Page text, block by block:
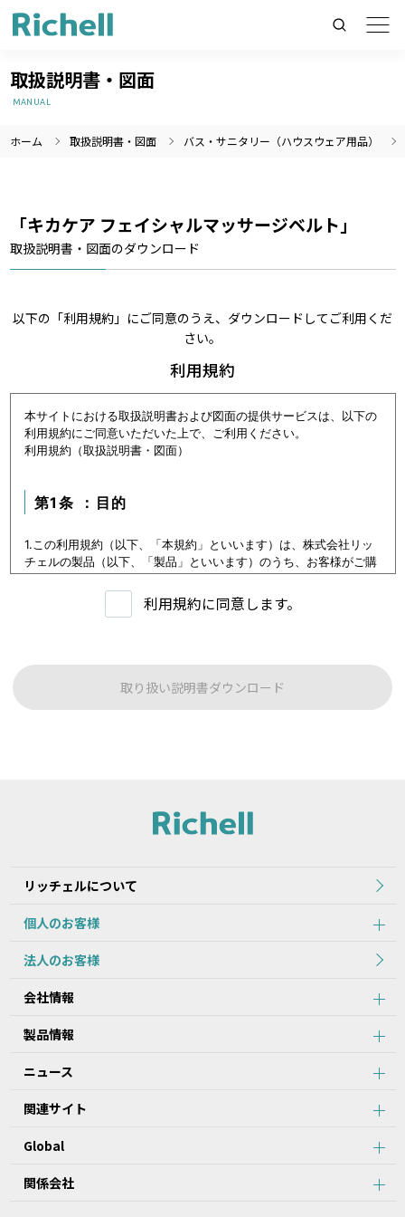
製品情報のみを検索
取扱説明書・図面
MANUAL
ホーム 取扱説明書・図面 バス・サニタリー（ハウスウェア用品）
「キカケア フェイシャルマッサージベルト」
取扱説明書・図面のダウンロード
以下の「利用規約」にご同意のうえ、ダウンロードしてご利用くだ
さい。
利用規約
本サイトにおける取扱説明書および図面の提供サービスは、以下の
利用規約にご同意いただいた上で、ご利用ください。
利用規約（取扱説明書・図面）
第1条 ：目的
1.この利用規約（以下、「本規約」といいます）は、株式会社リッ
チェルの製品（以下、「製品」といいます）のうち、お客様がご購
入いただいた製品または購入を検討中の製品（以下、「当該製品」
といいます。）に関するデータ（以下、「本データ等」といいま
す）の提供サービス（以下「本サービス」といいます）における利
に従い本サービスを利用いただくものとし、本規約に同意いただけ
ない場合には本サービスをご利用いただけないものとします。
本サイトに公開されている本データ等は、原則として製品が発売さ
れた当初のものを掲載しています。
製品本体に同梱されている本データ等の内容と異なる場合がありま
す。
1.本データ等について、当該製品を購入されたお客様以外からのお
問い合わせにはお応えできない場合がありますことをご了承くださ
2.本サービスでは、すべての製品の本データ等を提供しているわけ
当該製品につき本データ等をご提供できない場合がありますので、
3.取扱説明書に記載の安全上のご注意は、本データ等が制作された
4.製品には、取扱説明書を補足するために、取扱説明書以外の印刷
を提供していません。
利用規約に同意します。
取り扱い説明書ダウンロード
リッチェルについて
個人のお客様
法人のお客様
会社情報
製品情報
ニュース
関連サイト
Global
関係会社